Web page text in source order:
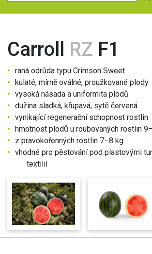
Carroll RZ F1
raná odrůda typu Crimson Sweet
kulaté, mírně oválné, proužkované plody
vysoká násada a uniformita plodů
dužina sladká, křupavá, sytě červená
vynikající regenerační schopnost rostlin
hmotnost plodů u roubovaných rostlin
z pravokořenných rostlin 7–8 kg
vhodné pro pěstování pod plastovými
textilií